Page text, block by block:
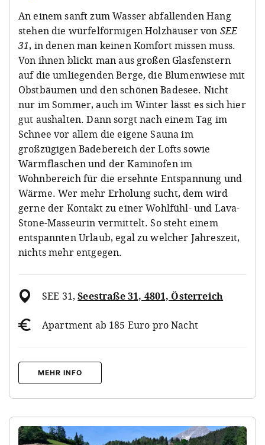
An einem sanft zum Wasser abfallenden Hang
stehen die würfelförmigen Holzhäuser von SEE
31, in denen man keinen Komfort missen muss.
Von ihnen blickt man aus großen Glasfenstern
auf die umliegenden Berge, die Blumenwiese mit
Obstbäumen und den schönen Badesee. Nicht
nur im Sommer, auch im Winter lässt es sich hier
gut aushalten. Dann sorgt nach einem Tag im
Schnee vor allem die eigene Sauna im
großzügigen Badebereich der Lofts sowie
Wärmflaschen und der Kaminofen im
Wohnbereich für die ersehnte Entspannung und
Wärme. Wer mehr Erholung sucht, dem wird
gerne der Kontakt zu einer Wohlfühl- und Lava-
Stone-Masseurin vermittelt. So steht einem
entspannten Urlaub, egal zu welcher Jahreszeit,
nichts mehr entgegen.
SEE 31,Seestraße 31, 4801, Österreich
Apartment ab 185 Euro pro Nacht
MEHR INFO